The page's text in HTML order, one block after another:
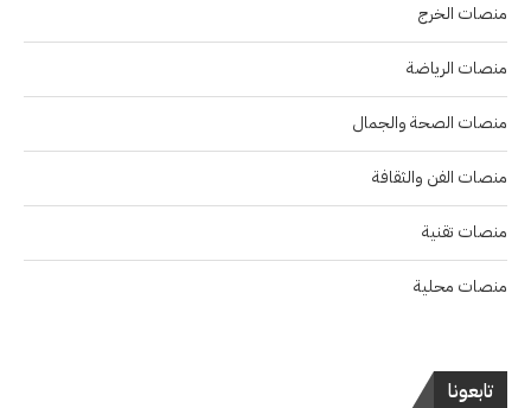
منصات الخرج
منصات الرياضة
منصات الصحة والجمال
منصات الفن والثقافة
منصات تقنية
منصات محلية
تابعونا